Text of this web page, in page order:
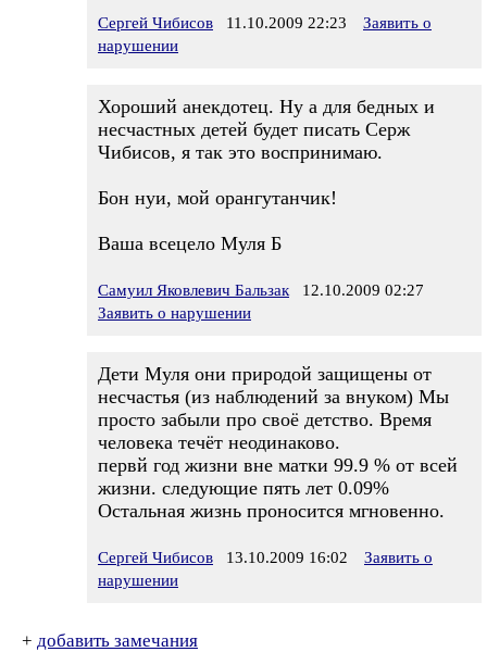
Сергей Чибисов 11.10.2009 22:23
Заявить о
нарушении
Хороший анекдотец. Ну а для бедных и
несчастных детей будет писать Серж
Чибисов, я так это воспринимаю.
Бон нуи, мой орангутанчик!
Ваша всецело Муля Б
Самуил Яковлевич Бальзак 12.10.2009 02:27
Заявить о нарушении
Дети Муля они природой защищены от
несчастья (из наблюдений за внуком) Мы
просто забыли про своё детство. Время
человека течёт неодинаково.
первй год жизни вне матки 99.9 % от всей
жизни. следующие пять лет 0.09%
Остальная жизнь проносится мгновенно.
Сергей Чибисов 13.10.2009 16:02
Заявить о
нарушении
+ добавить замечания